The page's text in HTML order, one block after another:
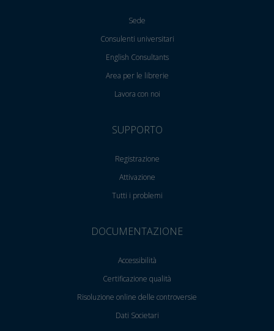
Sede
Consulenti universitari
English Consultants
Area per le librerie
Lavora con noi
SUPPORTO
Registrazione
Attivazione
Tutti i problemi
DOCUMENTAZIONE
Accessibilità
Certificazione qualità
Risoluzione online delle controversie
Dati Societari